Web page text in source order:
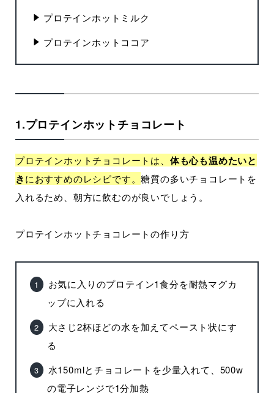
プロテインホットミルク
プロテインホットココア
1.プロテインホットチョコレート
プロテインホットチョコレートは、 体も心も温めたいと
きにおすすめのレシピです。糖質の多いチョコレートを
入れるため、朝方に飲むのが良いでしょう。
プロテインホットチョコレートの作り方
お気に入りのプロテイン1食分を耐熱マグカ
ップに入れる
大さじ2杯ほどの水を加えてペースト状にす
る
水150mlとチョコレートを少量入れて、500w
の電子レンジで1分加熱